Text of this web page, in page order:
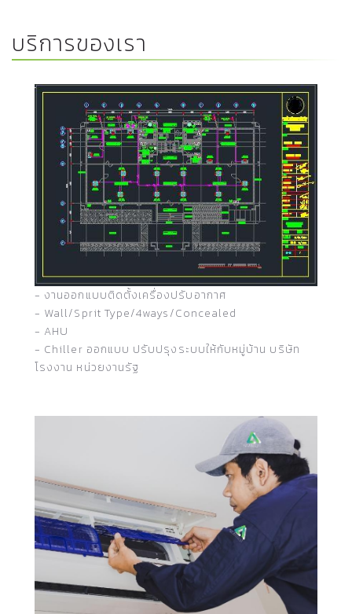
บริการของเรา
- งานออกแบบติดตั้งเครื่องปรับอากาศ
- Wall/Sprit Type/4ways/Concealed
- AHU
- Chiller ออกแบบ ปรับปรุงระบบให้กับหมู่บ้าน บริษัท
โรงงาน หน่วยงานรัฐ